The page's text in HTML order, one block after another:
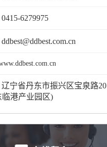
0415-6279975
ddbest@ddbest.com.cn
辽宁省丹东市振兴区宝泉路20
临港产业园区)